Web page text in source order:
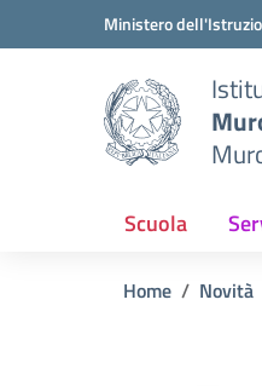
Vai ai contenuti
Vai al menu di navigazione
Ministero
Scuola
Home Novità